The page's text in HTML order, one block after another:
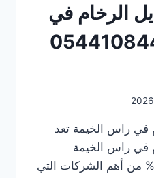
الرخام في
0544108445
في راس الخيمة تعد
في راس الخيمة
0544108445 خصم 30% من أهم الشركات التي